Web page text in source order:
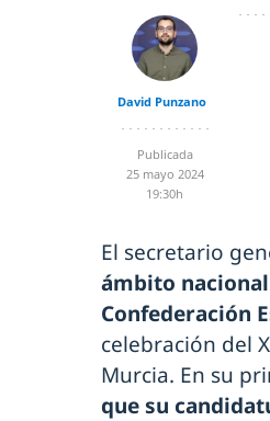
David Punzano
Publicada
25 mayo 2024
19:30h
El secretario
ámbito nacional
Confederación
celebración del
Murcia. En su
que su